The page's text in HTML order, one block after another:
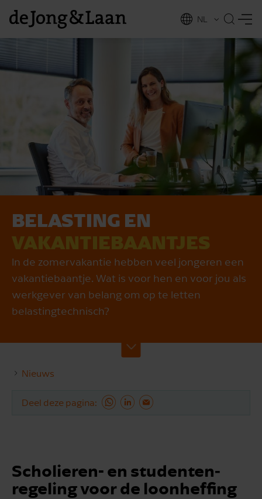
NL
BELASTING EN
VAKANTIE­BAANTJES
In de zomervakantie hebben veel jongeren een
vakantiebaantje. Wat is voor hen en voor jou als
werkgever van belang om op te letten
belastingtechnisch?
Nieuws
Deel deze pagina
Scholieren- en studenten­
regeling voor de loonheffing